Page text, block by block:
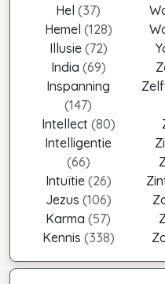
Hel (37)
Hemel (128)
Illusie (72)
India (69)
Inspanning
(147)
Intellect (80)
Intelligentie
(66)
Intuïtie (26)
Jezus (106)
Karma (57)
Kennis (338)